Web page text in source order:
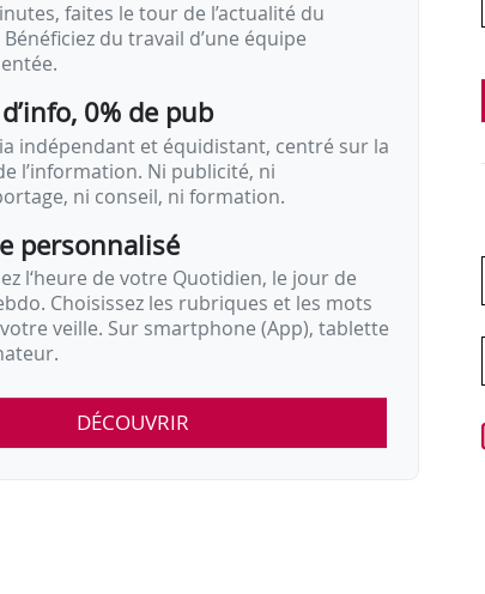
faites le tour de l’actualité du
du travail d’une équipe
0% de pub
indépendant et équidistant, centré sur la
l’information. Ni publicité, ni
ni conseil, ni formation.
personnalisé
l‘heure de votre Quotidien, le jour de
Choisissez les rubriques et les mots
veille. Sur smartphone (App), tablette
DÉCOUVRIR